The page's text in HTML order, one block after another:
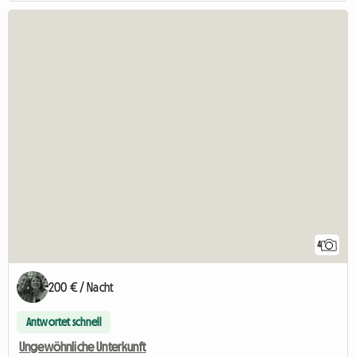
4
200 € / Nacht
Antwortet schnell
Ungewöhnliche Unterkunft